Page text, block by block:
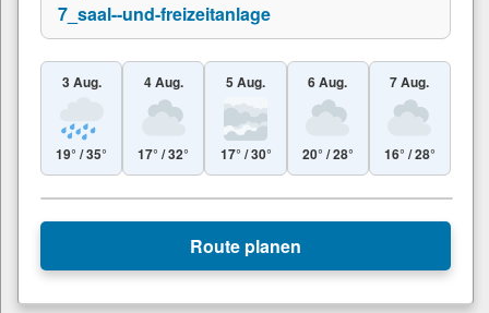
7_saal--und-freizeitanlage
3 Aug.
19° / 35°
4 Aug.
17° / 32°
5 Aug.
17° / 30°
6 Aug.
20° / 28°
7 Aug.
16° / 28°
+
Route planen